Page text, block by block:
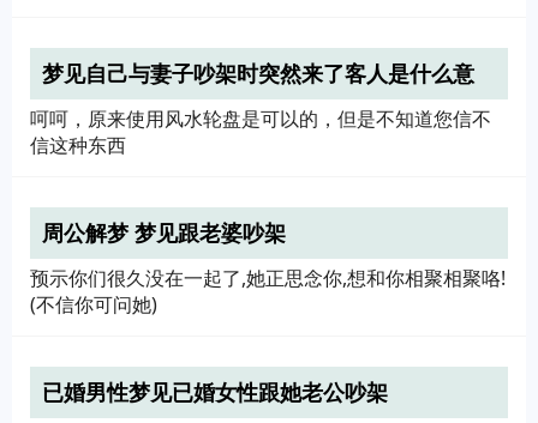
梦见自己与妻子吵架时突然来了客人是什么意
思？
呵呵，原来使用风水轮盘是可以的，但是不知道您信不
信这种东西
周公解梦 梦见跟老婆吵架
预示你们很久没在一起了,她正思念你,想和你相聚相聚咯!
(不信你可问她)
已婚男性梦见已婚女性跟她老公吵架